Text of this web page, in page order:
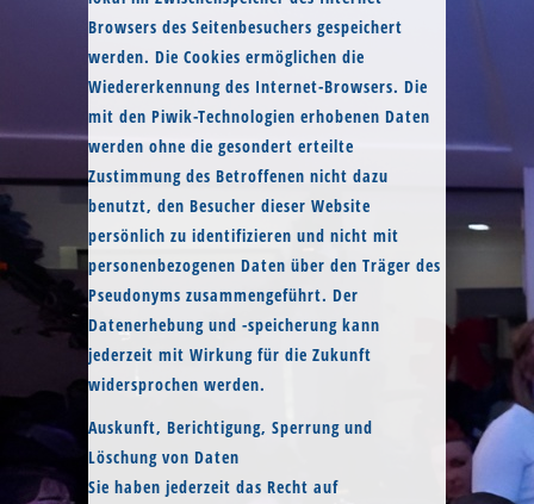
Browsers des Seitenbesuchers gespeichert
werden. Die Cookies ermöglichen die
Wiedererkennung des Internet-Browsers. Die
mit den Piwik-Technologien erhobenen Daten
werden ohne die gesondert erteilte
Zustimmung des Betroffenen nicht dazu
benutzt, den Besucher dieser Website
persönlich zu identifizieren und nicht mit
personenbezogenen Daten über den Träger des
Pseudonyms zusammengeführt. Der
Datenerhebung und -speicherung kann
jederzeit mit Wirkung für die Zukunft
widersprochen werden.
Auskunft, Berichtigung, Sperrung und
Löschung von Daten
Sie haben jederzeit das Recht auf